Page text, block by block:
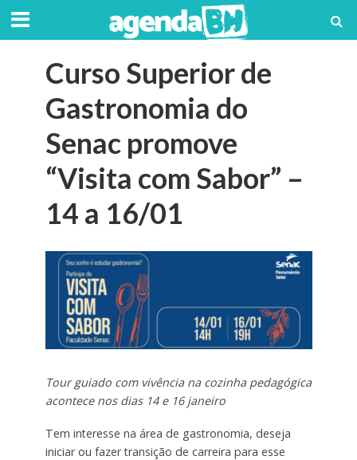
Curso Superior de
Gastronomia do
Senac promove
“Visita com Sabor” –
14 a 16/01
Tour guiado com vivência na cozinha pedagógica
acontece nos dias 14 e 16 janeiro
Tem interesse na área de gastronomia, deseja
iniciar ou fazer transição de carreira para esse